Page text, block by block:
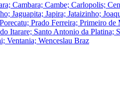
Cambara; Cambe; Carlopolis;
Jaguapita; Japira; Jataizinho;
Prado Ferreira; Primeiro
Itarare; Santo Antonio da Platina;
Ventania; Wenceslau Braz